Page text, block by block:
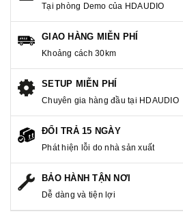
Tại phòng Demo của HDAUDIO
GIAO HÀNG MIỄN PHÍ
Khoảng cách 30km
SETUP MIỄN PHÍ
Chuyên gia hàng đầu tại HDAUDIO
ĐỔI TRẢ 15 NGÀY
Phát hiện lỗi do nhà sản xuất
BẢO HÀNH TẬN NƠI
Dễ dàng và tiện lợi